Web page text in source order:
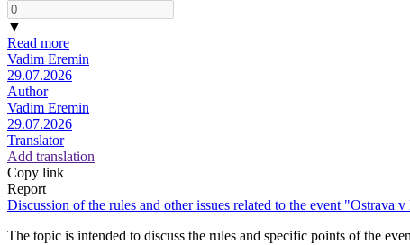
▼
Read more
Vadim Eremin
29.07.2026
Author
Vadim Eremin
29.07.2026
Translator
Add translation
Copy link
Report
Discussion of the rules and other issues related to the event "Ostrava
The topic is intended to discuss the rules and specific points of the